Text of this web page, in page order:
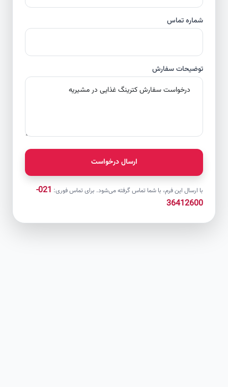
شماره تماس
توضیحات سفارش
ارسال درخواست
با ارسال این فرم، با شما تماس گرفته می‌شود. برای تماس فوری:
021-
36412600